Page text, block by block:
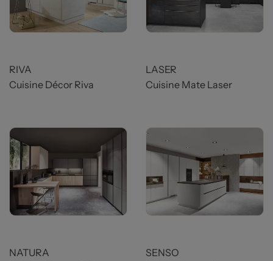
RIVA
Cuisine Décor Riva
LASER
Cuisine Mate Laser
NATURA
SENSO